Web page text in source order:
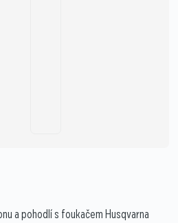
a pohodlí s foukačem Husqvarna